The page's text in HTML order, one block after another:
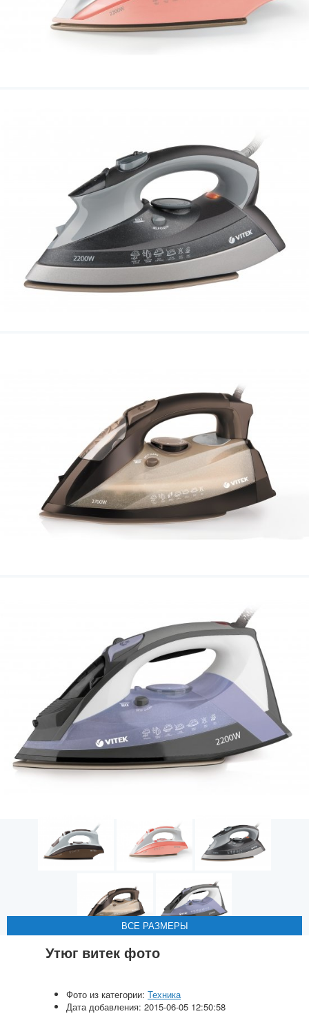
ВСЕ РАЗМЕРЫ
ВСЕ РАЗМЕРЫ
ВСЕ РАЗМЕРЫ
ВСЕ РАЗМЕРЫ
ВСЕ РАЗМЕРЫ
Утюг витек фото
Фото из категории: Техника
Дата добавления: 2015-06-05 12:50:58